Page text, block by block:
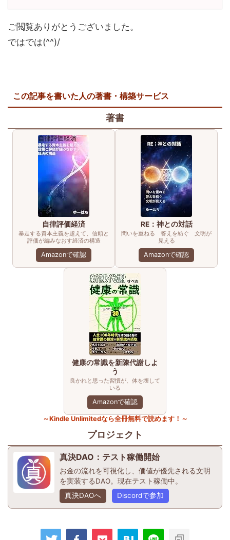
ご閲覧ありがとうございました。
ではでは(^^)/
この記事を書いた人の著書・構築サービス
著書
自律評価経済
暴走する資本主義を超えて、信頼と
評価が編みなおす経済の構造
Amazonで確認
RE：神との対話
問いを重ねる 答えを紡ぐ 文明が
見える
Amazonで確認
健康の常識を新陳代謝しよ
う
良かれと思った習慣が、体を壊して
いる
Amazonで確認
～Kindle Unlimitedなら全冊無料で読めます！～
プロジェクト
真決DAO：テスト稼働開始
お金の流れを可視化し、価値が優先される文明
を実装するDAO。現在テスト稼働中。
真決DAOへ
Discordで参加